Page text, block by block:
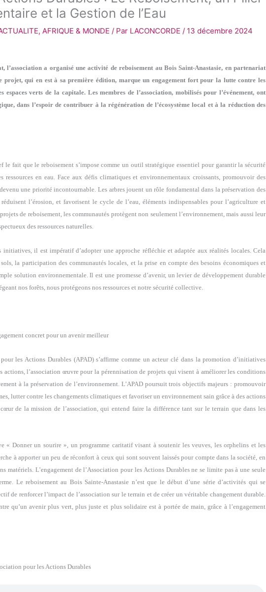
et la Gestion de l’Eau
, AFRIQUE & MONDE / Par LACONCORDE / 13 décembre 2024
l’association a organisé une activité de reboisement au Bois Saint-Anastasie, en partenariat
projet, qui en est à sa première édition, marque un engagement fort pour la lutte contre les
espaces verts de la capitale. Les membres de l’association, mobilisés pour l’événement, ont
dans l’espoir de contribuer à la régénération de l’écosystème local et à la réduction des
le fait que le reboisement s’impose comme un outil stratégique essentiel pour garantir la sécurité
en eau. Face aux défis climatiques et environnementaux croissants, promouvoir des
une priorité incontournable. Les arbres jouent un rôle fondamental dans la préservation des
l’érosion, et favorisent le cycle de l’eau, éléments indispensables pour l’agriculture et
de reboisement, les communautés protègent non seulement l’environnement, mais aussi leur
des ressources naturelles.
initiatives, il est impératif d’adopter une approche réfléchie et adaptée aux réalités locales. Cela
la participation des communautés locales, et la prise en compte des besoins économiques et
solution environnementale. Il est une promesse d’avenir, un levier de développement durable
nos forêts, nous protégeons nos ressources et notre sécurité collective.
concret pour un avenir meilleur
les Actions Durables (APAD) s’affirme comme un acteur clé dans la promotion d’initiatives
actions, l’association œuvre pour la pérennisation de projets qui visent à améliorer les conditions
à la préservation de l’environnement. L’APAD poursuit trois objectifs majeurs : promouvoir
lutter contre les changements climatiques et favoriser un environnement sain grâce à des actions
de la mission de l’association, qui entend faire la différence tant sur le terrain que dans les
« Donner un sourire », un programme caritatif visant à soutenir les veuves, les orphelins et les
à apporter un peu de réconfort à ceux qui sont souvent laissés pour compte dans la société, en
matériels. L’engagement de l’Association pour les Actions Durables ne se limite pas à une seule
Le reboisement au Bois Sainte-Anastasie n’est que le début d’une série d’activités qui se
de renforcer l’impact de l’association sur le terrain et de créer un véritable changement durable.
qu’un avenir plus vert, plus juste et plus solidaire est à portée de main, grâce à l’engagement
pour les Actions Durables